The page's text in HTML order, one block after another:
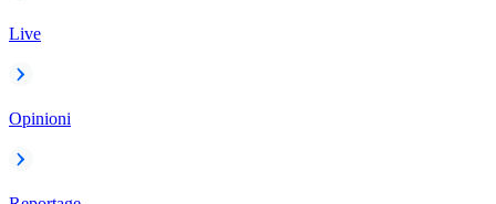
Live
Opinioni